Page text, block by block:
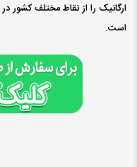
ارگانیک را از نقاط مختلف کشور
است.